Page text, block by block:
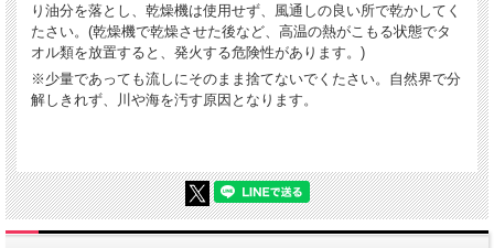
り油分を落とし、乾燥機は使用せず、風通しの良い所で乾かしてく
たさい。(乾燥機で乾燥させた後など、高温の熱がこもる状態でタ
オル類を放置すると、発火する危険性があります。)
※少量であっても流しにそのまま捨てないでくたさい。自然界で分
解しきれず、川や海を汚す原因となります。